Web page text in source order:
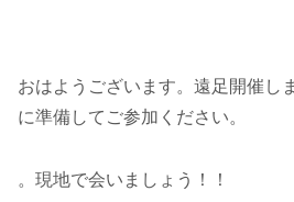
おはようございます。遠足開催し
に準備してご参加ください。
。現地で会いましょう！！